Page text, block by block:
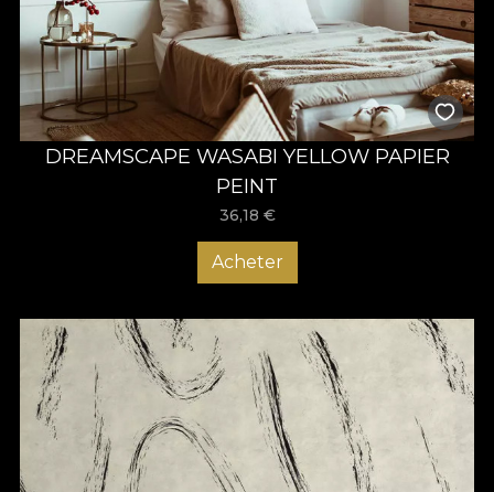
DREAMSCAPE WASABI YELLOW PAPIER
PEINT
36,18 €
Acheter